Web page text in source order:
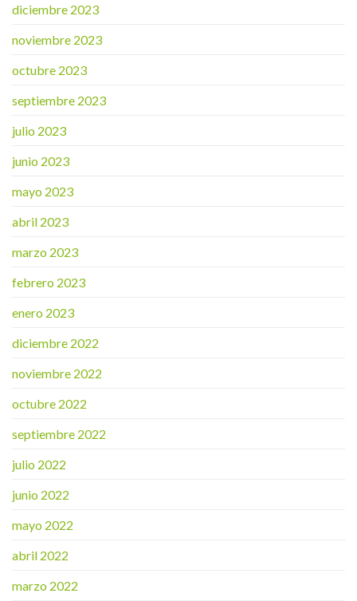
diciembre 2023
noviembre 2023
octubre 2023
septiembre 2023
julio 2023
junio 2023
mayo 2023
abril 2023
marzo 2023
febrero 2023
enero 2023
diciembre 2022
noviembre 2022
octubre 2022
septiembre 2022
julio 2022
junio 2022
mayo 2022
abril 2022
marzo 2022